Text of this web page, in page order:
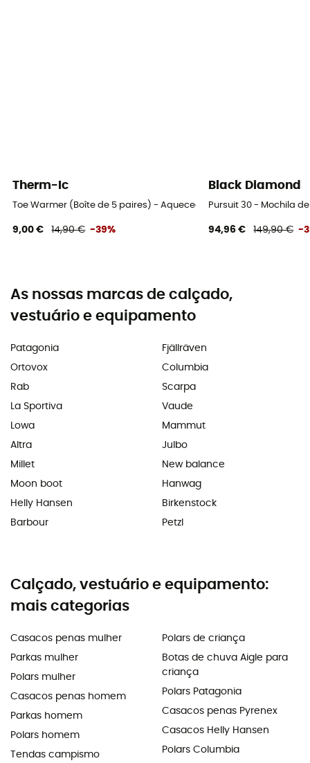
Therm-Ic
Toe Warmer (Boîte de 5 paires) - Aquecedores de mãos e pés
9,00 € 14,90 € -39%
Black Diamond
Pursuit 30 - Mochila
94,96 € 149,90 € -
As nossas marcas de calçado,
vestuário e equipamento
Patagonia
Ortovox
Rab
La Sportiva
Lowa
Altra
Millet
Moon boot
Helly Hansen
Barbour
Fjällräven
Columbia
Scarpa
Vaude
Mammut
Julbo
New balance
Hanwag
Birkenstock
Petzl
Calçado, vestuário e equipamento:
mais categorias
Casacos penas mulher
Parkas mulher
Polars mulher
Casacos penas homem
Parkas homem
Polars homem
Tendas campismo
Polars de criança
Botas de chuva Aigle para
criança
Polars Patagonia
Casacos penas Pyrenex
Casacos Helly Hansen
Polars Columbia